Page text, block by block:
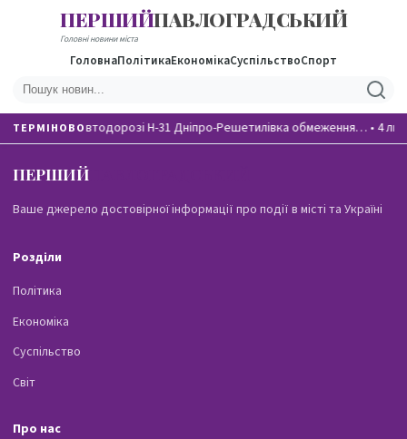
ПЕРШИЙПАВЛОГРАДСЬКИЙ
Головні новини міста
ГоловнаПолітикаЕкономікаСуспільствоСпорт
ТЕРМІНОВОНа автодорозі Н-31 Дніпро-Решетилівка обмеження… • 4
ПЕРШИЙ
Ваше джерело достовірної інформації про події в місті та Україні
Розділи
Політика
Економіка
Суспільство
Світ
Про нас